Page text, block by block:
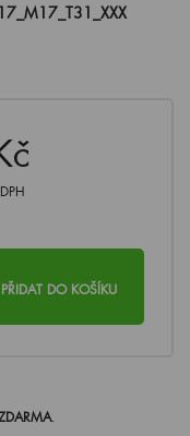
PŘIDAT DO KOŠÍKU
.